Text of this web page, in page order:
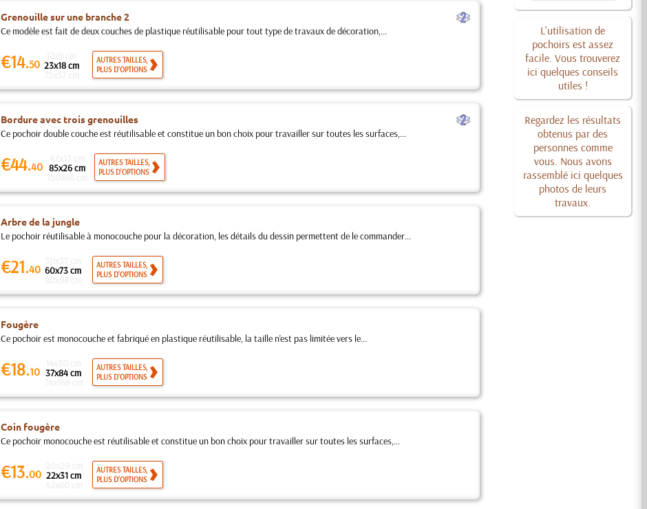
L'utilisation de
pochoirs est assez
facile. Vous trouverez
ici quelques conseils
utiles !
Regardez les résultats
obtenus par des
personnes comme
vous. Nous avons
rassemblé ici quelques
photos de leurs
travaux.
Grenouille sur une branche 2 b
Ce modèle est fait de deux couches de plastique réutilisable pour tout type de travaux de décoration,...
€14.50 23x18 cm
AUTRES TAILLES,
PLUS D'OPTIONS
Bordure avec trois grenouilles b
Ce pochoir double couche est réutilisable et constitue un bon choix pour travailler sur toutes les surfaces,...
€44.40 85x26 cm
AUTRES TAILLES,
PLUS D'OPTIONS
Arbre de la jungle
Le pochoir réutilisable à monocouche pour la décoration, les détails du dessin permettent de le commander...
€21.40 60x73 cm
AUTRES TAILLES,
PLUS D'OPTIONS
Fougère
Ce pochoir est monocouche et fabriqué en plastique réutilisable, la taille n'est pas limitée vers le...
€18.10 37x84 cm
AUTRES TAILLES,
PLUS D'OPTIONS
Coin fougère
Ce pochoir monocouche est réutilisable et constitue un bon choix pour travailler sur toutes les surfaces,...
€13.00 22x31 cm
AUTRES TAILLES,
PLUS D'OPTIONS